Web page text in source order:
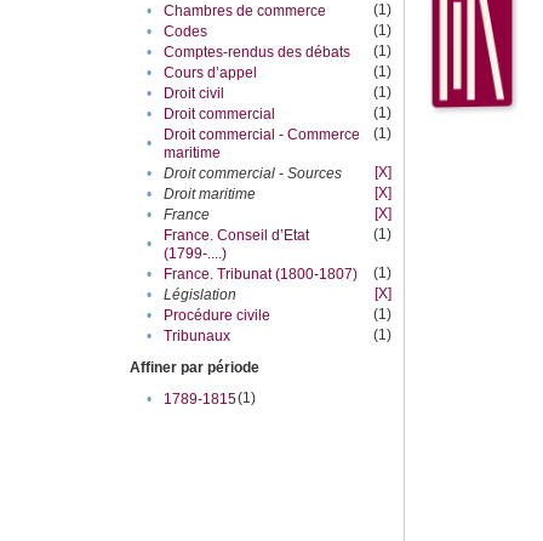
•
Chambres de commerce
(1)
•
Codes
(1)
•
Comptes-rendus des débats
(1)
•
Cours d’appel
(1)
•
Droit civil
(1)
•
Droit commercial
(1)
•
Droit commercial - Commerce
maritime
(1)
• Droit commercial - Sources
[X]
•
Droit maritime
[X]
•
France
[X]
•
France. Conseil d’Etat
(1799-....)
(1)
• France. Tribunat (1800-1807)
(1)
•
Législation
[X]
•
Procédure civile
(1)
•
Tribunaux
(1)
Affiner par période
•
1789-1815(1)